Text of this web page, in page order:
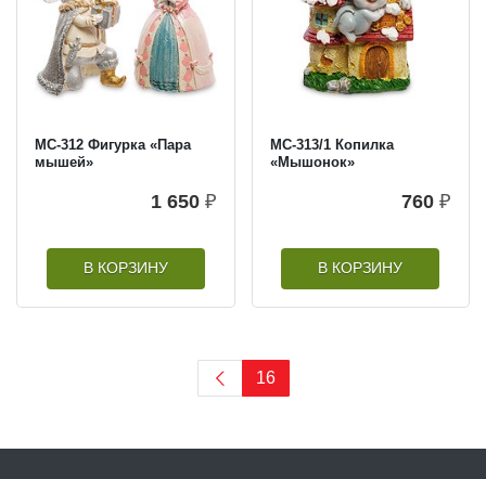
MC-312 Фигурка «Пара
мышей»
1 650 ₽
В КОРЗИНУ
MC-313/1 Копилка
«Мышонок»
760 ₽
В КОРЗИНУ
16